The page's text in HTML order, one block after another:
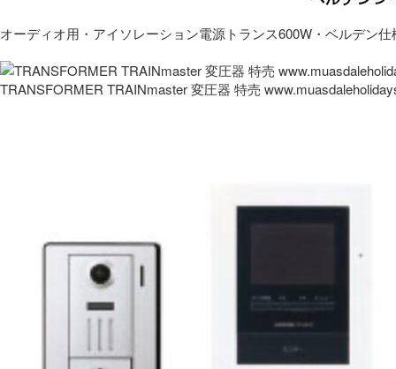
オーディオ用・アイソレーション電源トランス600W・ベルデン仕
TRANSFORMER TRAINmaster 変圧器 特売